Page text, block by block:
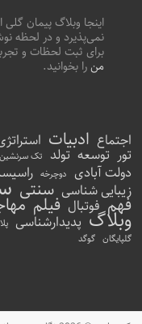
اینجا وبلاگ پیمان
نمی‌پذیرد و در لحظه
برای ثبت لحظات و
منرا بخوانید.
اجتماع ادبیات
تور توسعه تولد تک سرنشین
دولت آبادی دوچرخه
زیبایی شناسی سنتی
فهم فوتبال فیلم وبلاگ پدیدارشناسی
گلپایگان گوگد